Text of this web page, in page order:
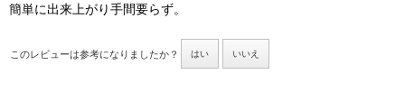
簡単に出来上がり手間要らず。
このレビューは参考になりましたか？ はい いいえ